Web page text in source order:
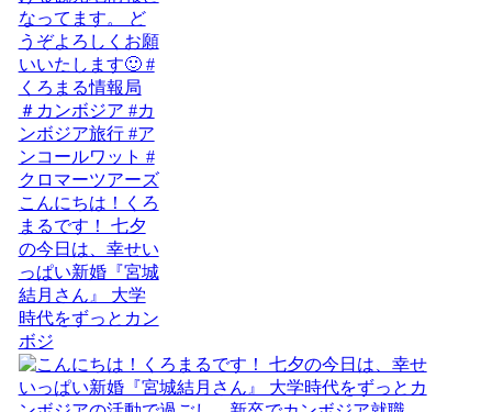
こんにちは！くろ
まるです！ 七夕
の今日は、幸せい
っぱい新婚『宮城
結月さん』 大学
時代をずっとカン
ボジ